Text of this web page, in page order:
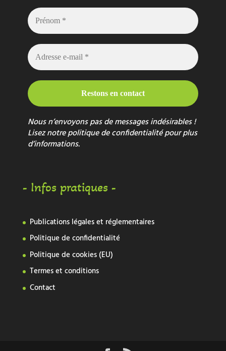
Nous n’envoyons pas de messages indésirables !
Lisez notrepolitique de confidentialitépour plus
d’informations.
- Infos pratiques -
Publications légales et réglementaires
Politique de confidentialité
Politique de cookies (EU)
Termes et conditions
Contact